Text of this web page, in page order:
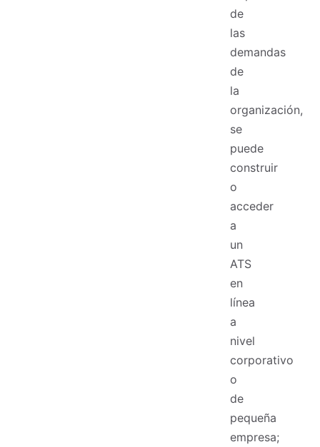
de
las
demandas
de
la
organización,
se
puede
construir
o
acceder
a
un
ATS
en
línea
a
nivel
corporativo
o
de
pequeña
empresa;